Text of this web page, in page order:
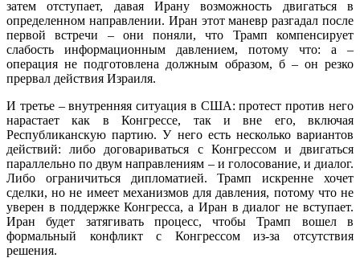
затем отступает, давая Ирану возможность двигаться в
определенном направлении. Иран этот маневр разгадал после
первой встречи – они поняли, что Трамп компенсирует
слабость информационным давлением, потому что: а –
операция не подготовлена должным образом, б – он резко
прервал действия Израиля.
И третье – внутренняя ситуация в США: протест против него
нарастает как в Конгрессе, так и вне его, включая
Республиканскую партию. У него есть несколько вариантов
действий: либо договариваться с Конгрессом и двигаться
параллельно по двум направлениям – и голосование, и диалог.
Либо ограничиться дипломатией. Трамп искренне хочет
сделки, но не имеет механизмов для давления, потому что не
уверен в поддержке Конгресса, а Иран в диалог не вступает.
Иран будет затягивать процесс, чтобы Трамп вошел в
формальный конфликт с Конгрессом из-за отсутствия
решения.